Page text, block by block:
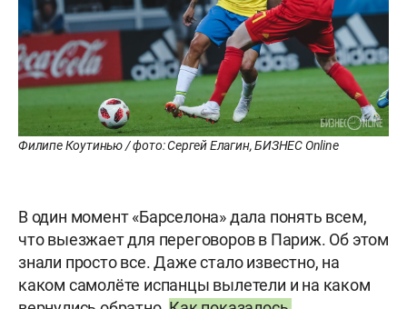
Филипе Коутинью / фото: Сергей Елагин, БИЗНЕС Online
В один момент «Барселона» дала понять всем,
что выезжает для переговоров в Париж. Об этом
знали просто все. Даже стало известно, на
каком самолёте испанцы вылетели и на каком